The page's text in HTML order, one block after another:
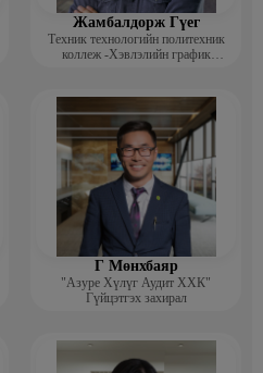
Жамбалдорж Гүег
Техник технологийн политехник
коллеж -Хэвлэлийн график
Г Мөнхбаяр
"Азуре Хүлүг Аудит ХХК"
Гүйцэтгэх захирал